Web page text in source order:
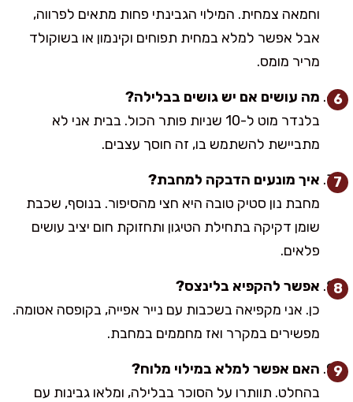
וחמאה צמחית. המילוי הגבינתי פחות מתאים לפרווה,
אבל אפשר למלא במחית תפוחים וקינמון או בשוקולד
מריר מומס.
מה עושים אם יש גושים בבלילה?
בלנדר מוט ל-10 שניות פותר הכול. בבית אני לא
מתביישת להשתמש בו, זה חוסך עצבים.
איך מונעים הדבקה למחבת?
מחבת נון סטיק טובה היא חצי מהסיפור. בנוסף, שכבת
שומן דקיקה בתחילת הטיגון ותחזוקת חום יציב עושים
פלאים.
אפשר להקפיא בלינצס?
כן. אני מקפיאה בשכבות עם נייר אפייה, בקופסה אטומה.
מפשירים במקרר ואז מחממים במחבת.
האם אפשר למלא במילוי מלוח?
בהחלט. תוותרו על הסוכר בבלילה, ומלאו גבינות עם